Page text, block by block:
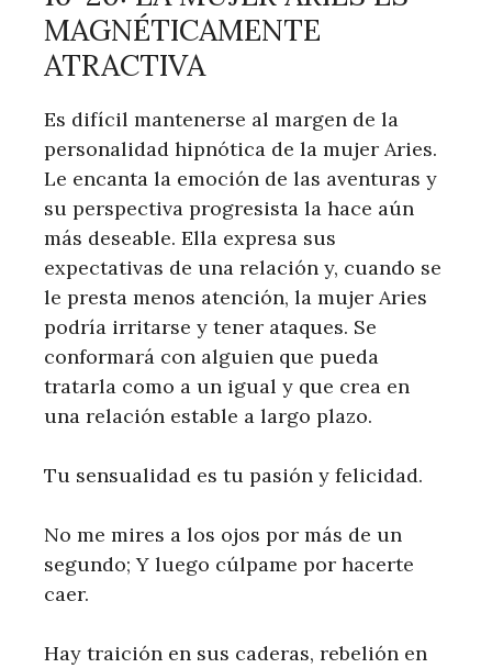
MAGNÉTICAMENTE
ATRACTIVA
Es difícil mantenerse al margen de la
personalidad hipnótica de la mujer Aries.
Le encanta la emoción de las aventuras y
su perspectiva progresista la hace aún
más deseable. Ella expresa sus
expectativas de una relación y, cuando se
le presta menos atención, la mujer Aries
podría irritarse y tener ataques. Se
conformará con alguien que pueda
tratarla como a un igual y que crea en
una relación estable a largo plazo.
Tu sensualidad es tu pasión y felicidad.
No me mires a los ojos por más de un
segundo; Y luego cúlpame por hacerte
caer.
Hay traición en sus caderas, rebelión en